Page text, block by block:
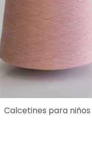
Calcetines para niños